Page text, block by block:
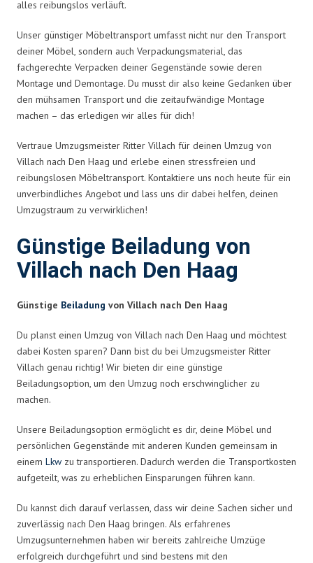
alles reibungslos verläuft.
Unser günstiger Möbeltransport umfasst nicht nur den Transport
deiner Möbel, sondern auch Verpackungsmaterial, das
fachgerechte Verpacken deiner Gegenstände sowie deren
Montage und Demontage. Du musst dir also keine Gedanken über
den mühsamen Transport und die zeitaufwändige Montage
machen – das erledigen wir alles für dich!
Vertraue Umzugsmeister Ritter Villach für deinen Umzug von
Villach nach Den Haag und erlebe einen stressfreien und
reibungslosen Möbeltransport. Kontaktiere uns noch heute für ein
unverbindliches Angebot und lass uns dir dabei helfen, deinen
Umzugstraum zu verwirklichen!
Günstige Beiladung von
Villach nach Den Haag
Günstige Beiladung von Villach nach Den Haag
Du planst einen Umzug von Villach nach Den Haag und möchtest
dabei Kosten sparen? Dann bist du bei Umzugsmeister Ritter
Villach genau richtig! Wir bieten dir eine günstige
Beiladungsoption, um den Umzug noch erschwinglicher zu
machen.
Unsere Beiladungsoption ermöglicht es dir, deine Möbel und
persönlichen Gegenstände mit anderen Kunden gemeinsam in
einem Lkw zu transportieren. Dadurch werden die Transportkosten
aufgeteilt, was zu erheblichen Einsparungen führen kann.
Du kannst dich darauf verlassen, dass wir deine Sachen sicher und
zuverlässig nach Den Haag bringen. Als erfahrenes
Umzugsunternehmen haben wir bereits zahlreiche Umzüge
erfolgreich durchgeführt und sind bestens mit den